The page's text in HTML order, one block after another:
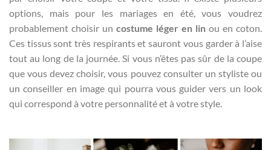
options, mais pour les mariages en été, vous voudrez
probablement choisir un costume léger en lin ou en coton.
Ces tissus sont très respirants et sauront vous garder à l’aise
tout au long de la journée. Si vous n’êtes pas sûr de la coupe
que vous devez choisir, vous pouvez consulter un styliste ou
un conseiller en image qui pourra vous guider vers un look
qui correspond à votre personnalité et à votre style.